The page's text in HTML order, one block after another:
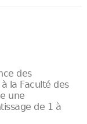
des
la Faculté des
une
de 1 à